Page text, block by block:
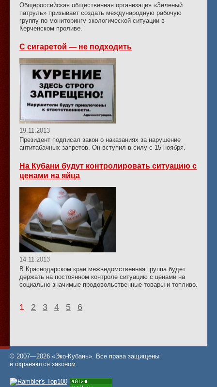
Общероссийская общественная организация «Зеленый
патруль» призывает создать международную рабочую
группу по мониторингу экологической ситуации в
Керченском проливе.
С сигаретой — не подходить
19.11.2013
Президент подписал закон о наказаниях за нарушение
антитабачных запретов. Он вступил в силу с 15 ноября.
На Кубани будут контролировать ситуацию с
ценами на яйца
14.11.2013
В Краснодарском крае межведомственная группа будет
держать на постоянном контроле ситуацию с ценами на
социально значимые продовольственные товары и топливо.
1 2 3 4 5 6
© 2007—2026 «Эко-Кубань». Все права защищены
и охраняются законом.
Статистика